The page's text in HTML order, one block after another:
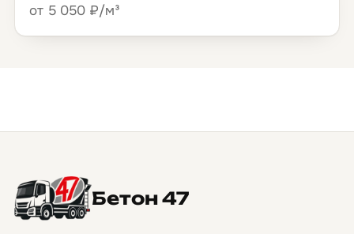
от 5 050 ₽/м³
Бетон 47